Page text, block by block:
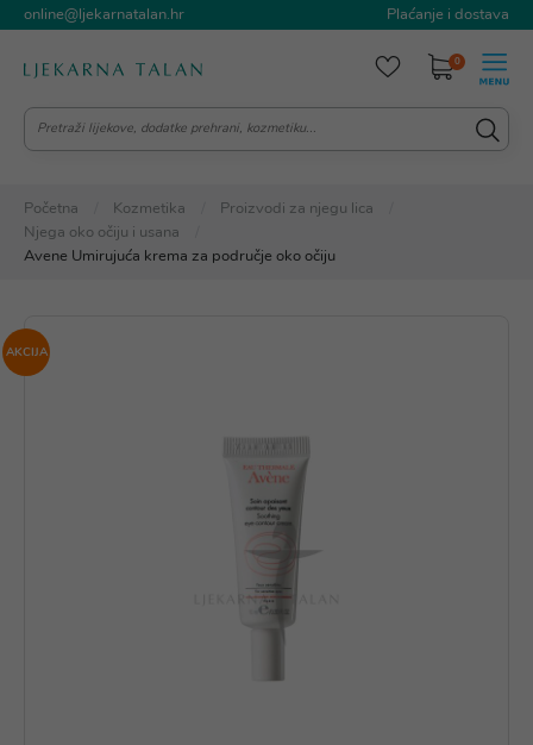
online@ljekarnatalan.hr Plaćanje i dostava
0
Početna Kozmetika
Proizvodi za njegu lica
Njega oko očiju i usana
Avene Umirujuća krema za područje oko očiju
AKCIJA